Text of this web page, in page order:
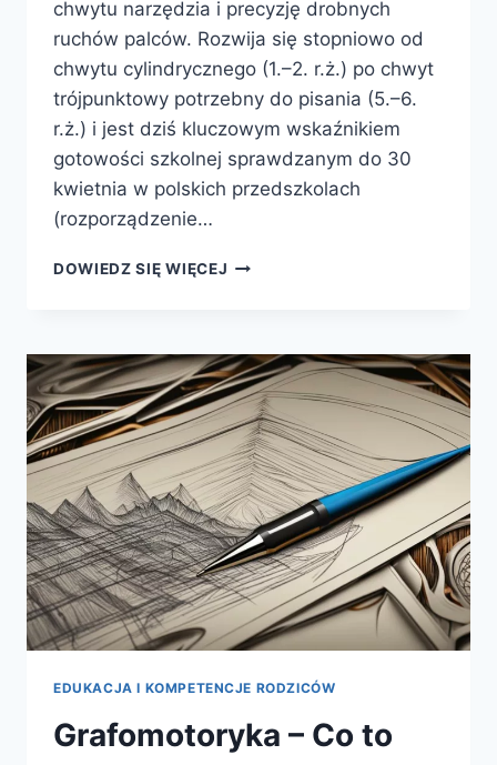
chwytu narzędzia i precyzję drobnych
ruchów palców. Rozwija się stopniowo od
chwytu cylindrycznego (1.–2. r.ż.) po chwyt
trójpunktowy potrzebny do pisania (5.–6.
r.ż.) i jest dziś kluczowym wskaźnikiem
gotowości szkolnej sprawdzanym do 30
kwietnia w polskich przedszkolach
(rozporządzenie…
DOWIEDZ SIĘ WIĘCEJ GRAFOMOTORYKA
ROZWOJU,
ĆWICZENIA
I
DIAGNOZA
W
2026
R.
EDUKACJA I KOMPETENCJE RODZICÓW
Grafomotoryka – Co to